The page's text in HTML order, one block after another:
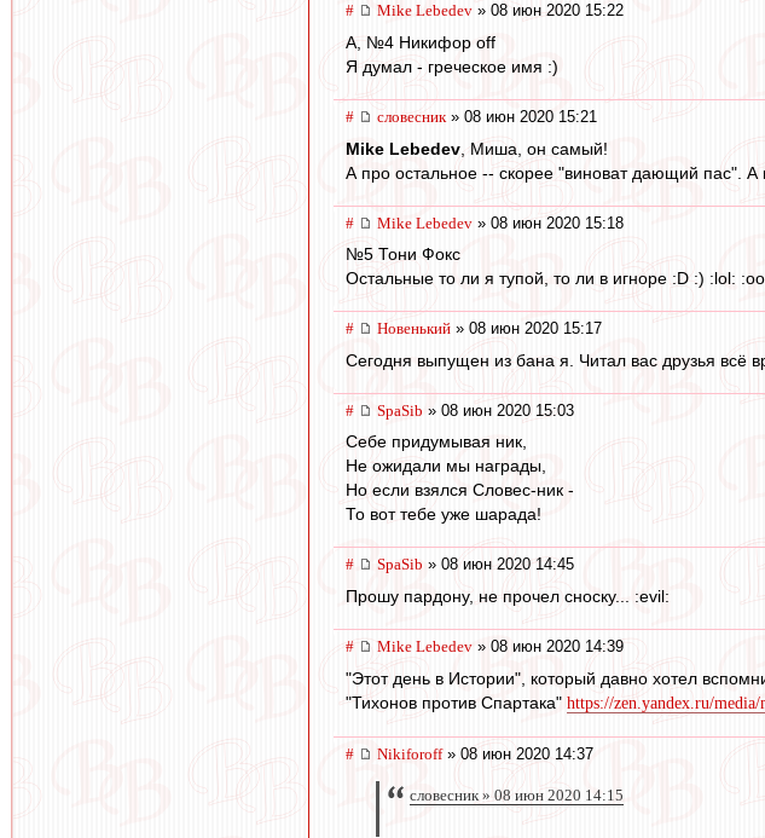
# Mike Lebedev » 08 июн 2020 15:22
А, №4 Никифор off
Я думал - греческое имя :)
# словесник » 08 июн 2020 15:21
Mike Lebedev , Миша, он самый!
А про остальное -- скорее "виноват дающий пас".
# Mike Lebedev » 08 июн 2020 15:18
№5 Тони Фокс
Остальные то ли я тупой, то ли в игноре :D :) :lol:
# Новенький » 08 июн 2020 15:17
Сегодня выпущен из бана я. Читал вас друзья всё
# SpaSib » 08 июн 2020 15:03
Себе придумывая ник,
Не ожидали мы награды,
Но если взялся Словес-ник -
То вот тебе уже шарада!
# SpaSib » 08 июн 2020 14:45
Прошу пардону, не прочел сноску... :evil:
# Mike Lebedev » 08 июн 2020 14:39
"Этот день в Истории", который давно хотел
"Тихонов против Спартака" https://zen.yandex.ru/
# Nikiforoff» 08 июн 2020 14:37
словесник » 08 июн 2020 14:15